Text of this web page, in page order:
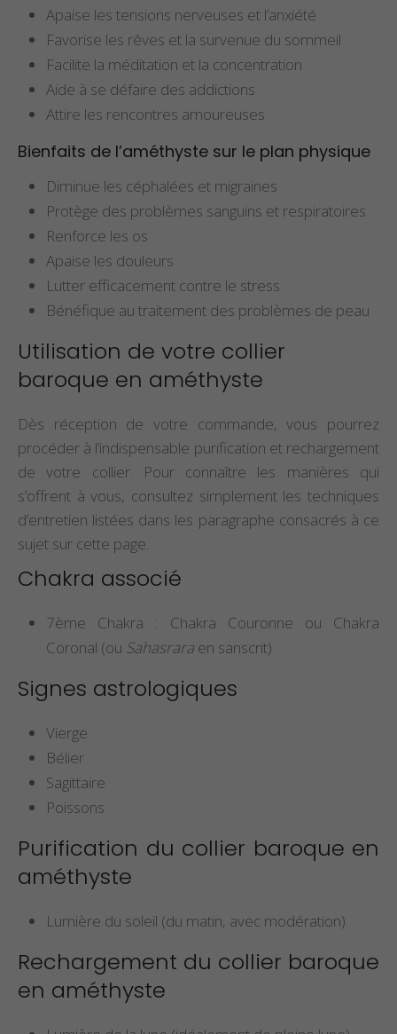
Apaise les tensions nerveuses et l’anxiété
Favorise les rêves et la survenue du sommeil
Facilite la méditation et la concentration
Aide à se défaire des addictions
Attire les rencontres amoureuses
Bienfaits de l’améthyste sur le plan physique
Diminue les céphalées et migraines
Protège des problèmes sanguins et respiratoires
Renforce les os
Apaise les douleurs
Lutter efficacement contre le stress
Bénéfique au traitement des problèmes de peau
Utilisation de votre collier
baroque en améthyste
Dès réception de votre commande, vous pourrez
procéder à l’indispensable purification et rechargement
de votre collier. Pour connaître les manières qui
s’offrent à vous, consultez simplement les techniques
d’entretien listées dans les paragraphe consacrés à ce
sujet sur cette page.
Chakra associé
7ème Chakra : Chakra Couronne ou Chakra
Coronal (ou Sahasrara en sanscrit)
Signes astrologiques
Vierge
Bélier
Sagittaire
Poissons
Purification du collier baroque en
améthyste
Lumière du soleil (du matin, avec modération)
Rechargement du collier baroque
en améthyste